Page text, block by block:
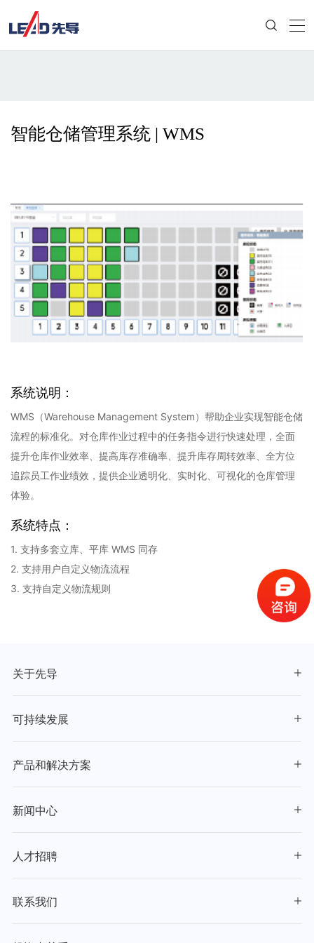
智能仓储管理系统 | WMS
系统说明：
WMS（Warehouse Management System）帮助企业实现智能仓储
流程的标准化。对仓库作业过程中的任务指令进行快速处理，全面
提升仓库作业效率、提高库存准确率、提升库存周转效率、全方位
追踪员工作业绩效，提供企业透明化、实时化、可视化的仓库管理
体验。
系统特点：
1. 支持多套立库、平库 WMS 同存
2. 支持用户自定义物流流程
3. 支持自定义物流规则
关于先导
可持续发展
产品和解决方案
新闻中心
人才招聘
联系我们